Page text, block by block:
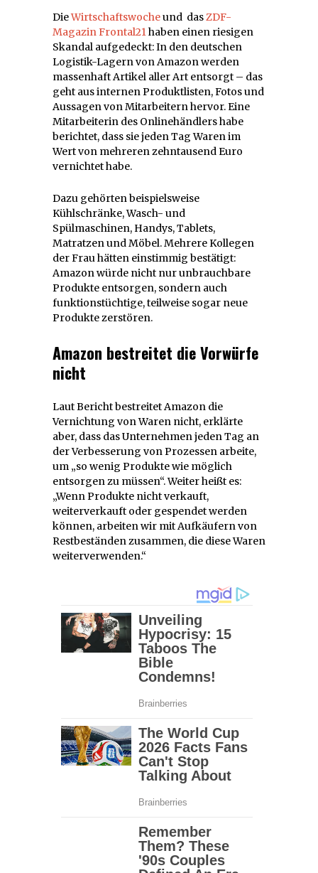
DieWirtschaftswocheund dasZDF-
Magazin Frontal21haben einen riesigen
Skandal aufgedeckt: In den deutschen
Logistik-Lagern von Amazon werden
massenhaft Artikel aller Art entsorgt – das
geht aus internen Produktlisten, Fotos und
Aussagen von Mitarbeitern hervor. Eine
Mitarbeiterin des Onlinehändlers habe
berichtet, dass sie jeden Tag Waren im
Wert von mehreren zehntausend Euro
vernichtet habe.
Dazu gehörten beispielsweise
Kühlschränke, Wasch- und
Spülmaschinen, Handys, Tablets,
Matratzen und Möbel. Mehrere Kollegen
der Frau hätten einstimmig bestätigt:
Amazon würde nicht nur unbrauchbare
Produkte entsorgen, sondern auch
funktionstüchtige, teilweise sogar neue
Produkte zerstören.
Amazon bestreitet die Vorwürfe
nicht
Laut Bericht bestreitet Amazon die
Vernichtung von Waren nicht, erklärte
aber, dass das Unternehmen jeden Tag an
der Verbesserung von Prozessen arbeite,
um „so wenig Produkte wie möglich
entsorgen zu müssen“. Weiter heißt es:
„Wenn Produkte nicht verkauft,
weiterverkauft oder gespendet werden
können, arbeiten wir mit Aufkäufern von
Restbeständen zusammen, die diese Waren
weiterverwenden.“